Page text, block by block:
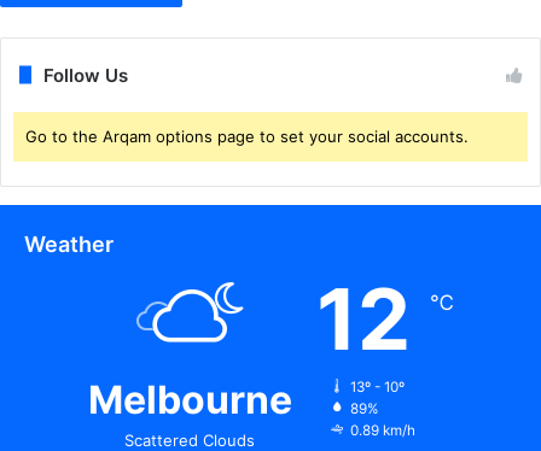
Follow Us
Go to the Arqam options page to set your social accounts.
Weather
Melbourne
Scattered Clouds
12 ℃
13º - 10º
89%
0.89 km/h